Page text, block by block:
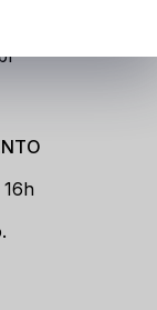
16h